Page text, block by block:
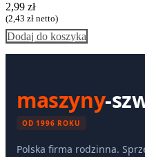
2,99 zł
(2,43 zł netto)
Dodaj do koszyka
maszyny-
OD 1996 ROKU
Polska firma rodzinna.